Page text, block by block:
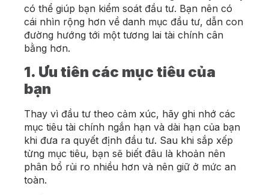
có thể giúp bạn kiểm soát đầu tư. Bạn nên có
cái nhìn rộng hơn về danh mục đầu tư, dẫn con
đường hướng tới một tương lai tài chính cân
bằng hơn.
1. Ưu tiên các mục tiêu của
bạn
Thay vì đầu tư theo cảm xúc, hãy ghi nhớ các
mục tiêu tài chính ngắn hạn và dài hạn của bạn
khi đưa ra quyết định đầu tư. Sau khi sắp xếp
từng mục tiêu, bạn sẽ biết đâu là khoản nên
phân bổ rủi ro nhiều hơn và nên giữ ở mức an
toàn.